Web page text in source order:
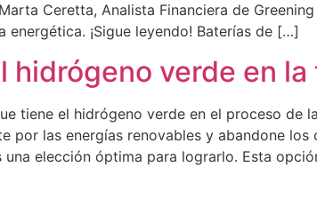
Ceretta, Analista Financiera de
energética. ¡Sigue leyendo! Baterías de […]
hidrógeno verde en
tiene el hidrógeno verde en el proceso de
por las energías renovables y abandone
una elección óptima para lograrlo. Esta